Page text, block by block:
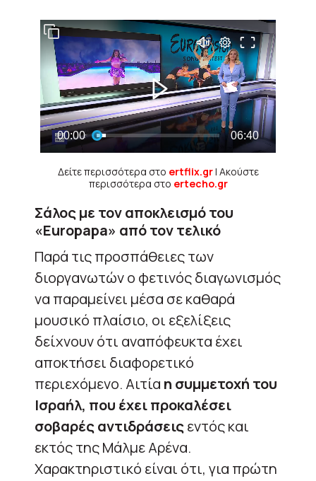
Δείτε περισσότερα στο ertflix.gr| Ακούστε
περισσότερα στο ertecho.gr
Σάλος με τον αποκλεισμό του
«Europapa» από τον τελικό
Παρά τις προσπάθειες των
διοργανωτών ο φετινός διαγωνισμός
να παραμείνει μέσα σε καθαρά
μουσικό πλαίσιο, οι εξελίξεις
δείχνουν ότι αναπόφευκτα έχει
αποκτήσει διαφορετικό
περιεχόμενο. Αιτία η συμμετοχή του
Ισραήλ, που έχει προκαλέσει
σοβαρές αντιδράσειςεντός και
εκτός της Μάλμε Αρένα.
Χαρακτηριστικό είναι ότι, για πρώτη